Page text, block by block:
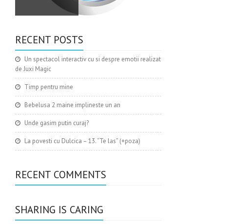
RECENT POSTS
Un spectacol interactiv cu si despre emotii realizat
de Juxi Magic
Timp pentru mine
Bebelusa 2 maine implineste un an
Unde gasim putin curaj?
La povesti cu Dulcica – 13. “Te las” (+poza)
RECENT COMMENTS
SHARING IS CARING